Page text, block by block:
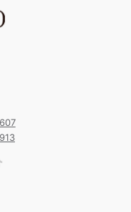
TikTok